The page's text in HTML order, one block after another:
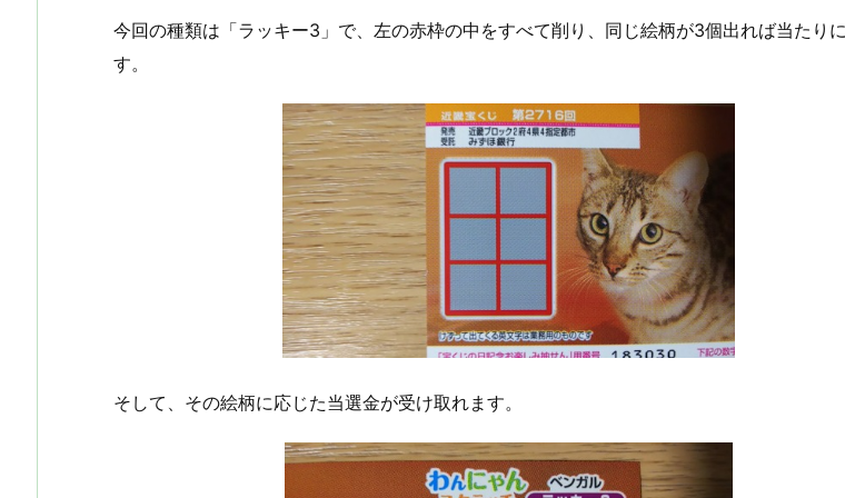
今回の種類は「ラッキー3」で、左の赤枠の中をすべて削り、同じ絵柄が3個出れば当たり
す。
そして、その絵柄に応じた当選金が受け取れます。